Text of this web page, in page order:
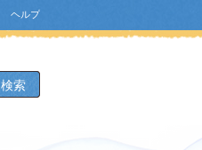
ヘルプ
検索